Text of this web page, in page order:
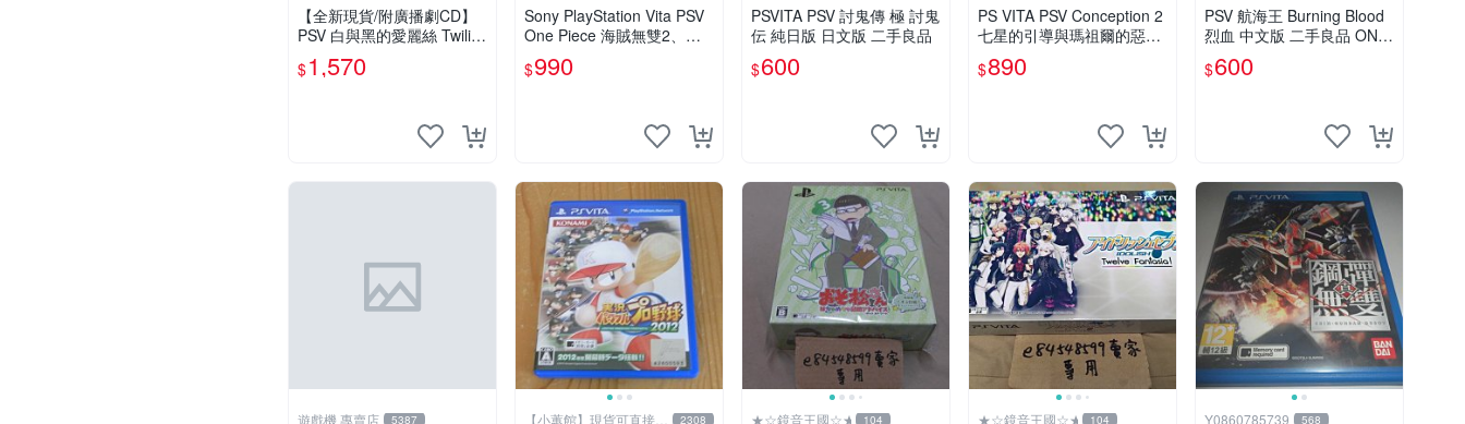
【全新現貨/附廣播劇CD】
PSV 白與黑的愛麗絲 Twilig
ht line 純日版 日文版 白と
黒のアリス
$1,570
Sony PlayStation Vita PSV
One Piece 海賊無雙2、海
賊無雙3 中文版
$990
PSVITA PSV 討鬼傳 極 討鬼
伝 純日版 日文版 二手良品
$600
PS VITA PSV Conception 2
七星的引導與瑪祖爾的惡夢
產子救世錄2 日版日文版 純
日版 二手良品
$890
PSV 航海王 Burning Blood
烈血 中文版 二手良品 ONE
PIECE
$600
遊戲機 專賣店 5387 【小蕙館】現貨可直接下 2308 ★☆鏡音王國☆★ 104 ★☆鏡音王國☆★ 104 Y0860785739 568